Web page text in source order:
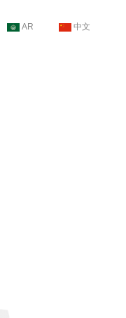
AR 中文